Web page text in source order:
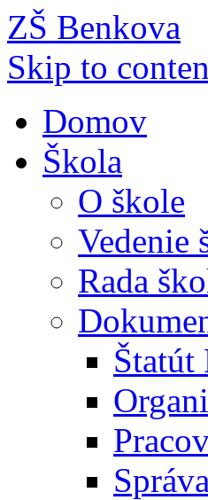
ZŠ Benkova
Skip to
Domov
Škola
O škole
Vedenie
Rada
Štatút